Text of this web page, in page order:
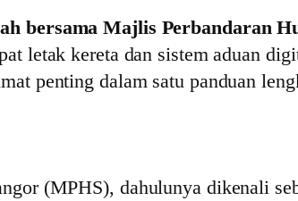
bersama Majlis Perbandaran
letak kereta dan sistem aduan
penting dalam satu panduan
(MPHS), dahulunya dikenali